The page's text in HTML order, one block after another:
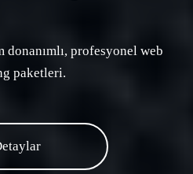
donanımlı, profesyonel web
paketleri.